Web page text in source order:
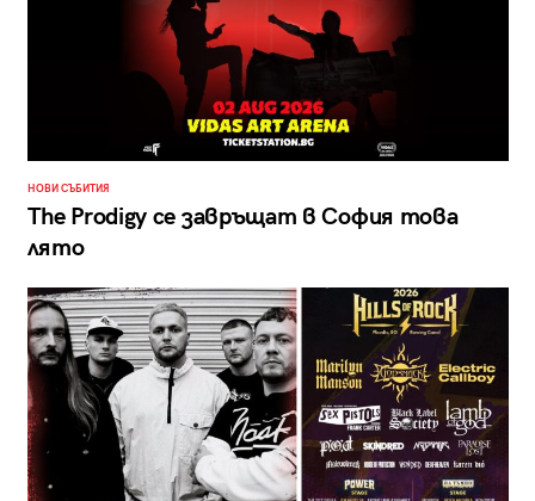
НОВИ СЪБИТИЯ
The Prodigy се завръщат в София това
лято